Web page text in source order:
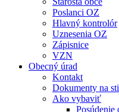
Poslanci OZ
Hlavný kontrolór
Uznesenia OZ
Zápisnice
VZN
Obecný úrad
Kontakt
Dokumenty na
Ako vybaviť
Posúdenie